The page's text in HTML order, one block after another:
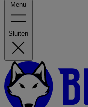
Menu
Sluiten